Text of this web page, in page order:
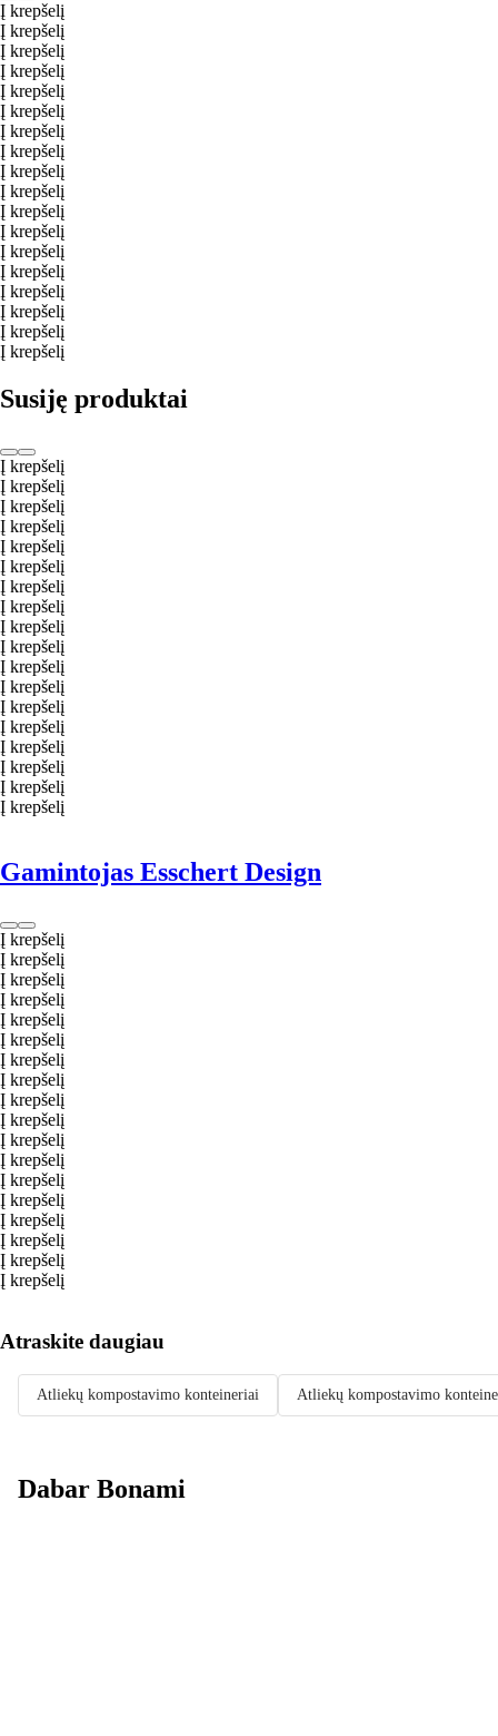
Į krepšelį
Į krepšelį
Į krepšelį
Į krepšelį
Į krepšelį
Į krepšelį
Į krepšelį
Į krepšelį
Į krepšelį
Į krepšelį
Į krepšelį
Į krepšelį
Į krepšelį
Į krepšelį
Į krepšelį
Į krepšelį
Į krepšelį
Į krepšelį
Susiję produktai
Į krepšelį
Į krepšelį
Į krepšelį
Į krepšelį
Į krepšelį
Į krepšelį
Į krepšelį
Į krepšelį
Į krepšelį
Į krepšelį
Į krepšelį
Į krepšelį
Į krepšelį
Į krepšelį
Į krepšelį
Į krepšelį
Į krepšelį
Į krepšelį
Gamintojas Esschert Design
Į krepšelį
Į krepšelį
Į krepšelį
Į krepšelį
Į krepšelį
Į krepšelį
Į krepšelį
Į krepšelį
Į krepšelį
Į krepšelį
Į krepšelį
Į krepšelį
Į krepšelį
Į krepšelį
Į krepšelį
Į krepšelį
Į krepšelį
Į krepšelį
Atraskite daugiau
Atliekų kompostavimo konteineriai Atliekų kompostavimo
Dabar Bonami